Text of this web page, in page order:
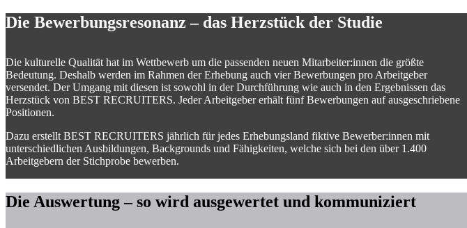
Die Bewerbungsresonanz – das Herzstück der Studie
Die kulturelle Qualität hat im Wettbewerb um die passenden neuen Mitarbeiter:innen die größte
Bedeutung. Deshalb werden im Rahmen der Erhebung auch vier Bewerbungen pro Arbeitgeber
versendet. Der Umgang mit diesen ist sowohl in der Durchführung wie auch in den Ergebnissen das
Herzstück von BEST RECRUITERS. Jeder Arbeitgeber erhält fünf Bewerbungen auf ausgeschriebene
Positionen.
Dazu erstelltBEST RECRUITERS jährlich für jedes Erhebungsland fiktive Bewerber:innen mit
unterschiedlichen Ausbildungen, Backgrounds und Fähigkeiten, welche sich bei den über 1.400
Arbeitgebern der Stichprobe bewerben.
Die Auswertung – so wird ausgewertet und kommuniziert